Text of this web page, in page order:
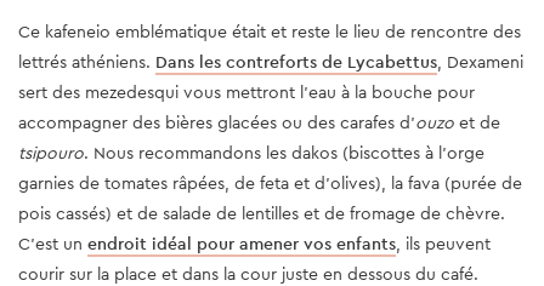
Ce kafeneio emblématique était et reste le lieu de rencontre des
lettrés athéniens. Dans les contreforts de Lycabettus, Dexameni
sert des mezedesqui vous mettront l'eau à la bouche pour
accompagner des bières glacées ou des carafes d'ouzo et de
tsipouro. Nous recommandons les dakos (biscottes à l’orge
garnies de tomates râpées, de feta et d’olives), la fava (purée de
pois cassés) et de salade de lentilles et de fromage de chèvre.
C'est un endroit idéal pour amener vos enfants, ils peuvent
courir sur la place et dans la cour juste en dessous du café.